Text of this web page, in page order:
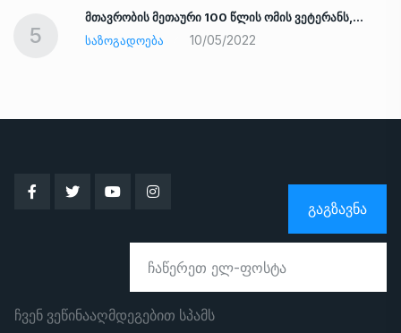
5
მთავრობის მეთაური 100 წლის ომის ვეტერანს,…
ᲡᲐᲖᲝᲒᲐᲓᲝᲔᲑᲐ
10/05/2022
ᲒᲐᲒᲖᲐᲕᲜᲐ
ჩვენ ვეწინააღმდეგებით სპამს